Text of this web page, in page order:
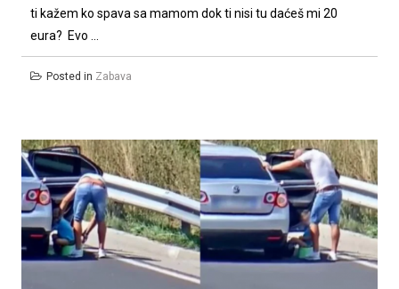
ti kažem ko spava sa mamom dok ti nisi tu daćeš mi 20
eura? Evo ...
Posted in Zabava